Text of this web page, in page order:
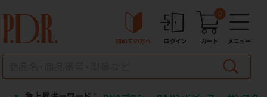
初めての方へ ログイン カート
0
メニュー